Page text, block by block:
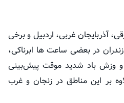
آذربایجان غربی، اردبیل و برخی
در بعضی ساعت ها ابرناکی،
و وزش باد شدید موقت پیش‌بینی
بر این مناطق در زنجان و غرب